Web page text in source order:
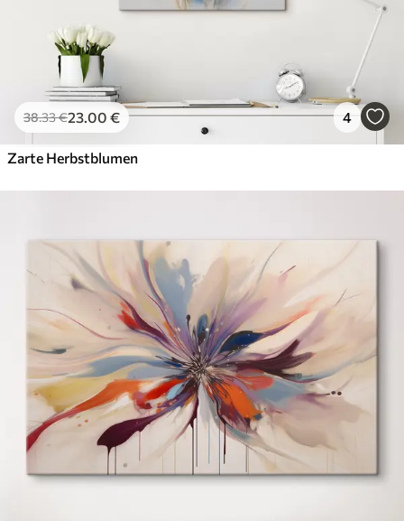
38.33€23.00 € 4
Zarte Herbstblumen